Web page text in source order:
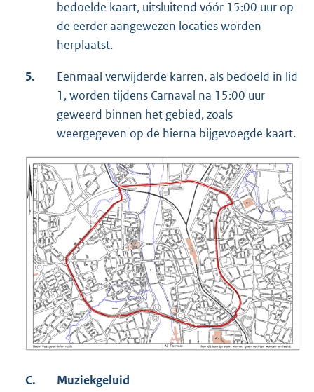
bedoelde kaart, uitsluitend vóór 15:00 uur op
de eerder aangewezen locaties worden
herplaatst.
5.
Eenmaal verwijderde karren, als bedoeld in lid
1, worden tijdens Carnaval na 15:00 uur
geweerd binnen het gebied, zoals
weergegeven op de hierna bijgevoegde kaart.
C. Muziekgeluid